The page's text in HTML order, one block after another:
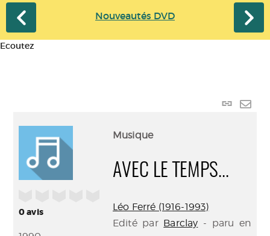
Nouveautés DVD
Ecoutez
Lien
0avis
Musique
AVEC LE TEMPS...
Léo Ferré (1916-1993)
Edité par Barclay - paru en